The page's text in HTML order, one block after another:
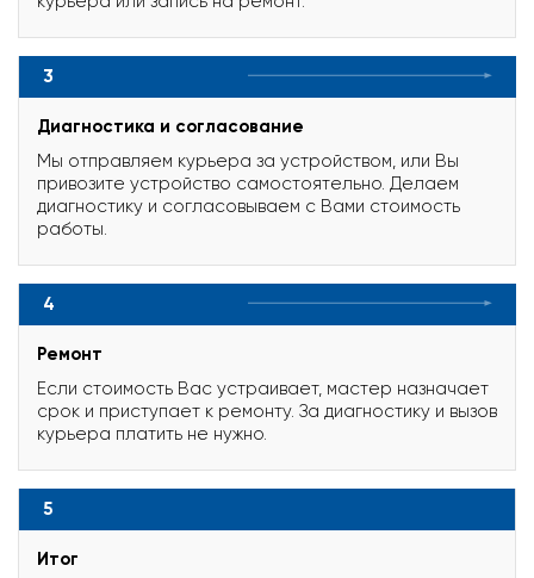
3
Диагностика и согласование
Мы отправляем курьера за устройством, или Вы
привозите устройство самостоятельно. Делаем
диагностику и согласовываем с Вами стоимость
работы.
4
Ремонт
Если стоимость Вас устраивает, мастер назначает
срок и приступает к ремонту. За диагностику и вызов
курьера платить не нужно.
5
Итог